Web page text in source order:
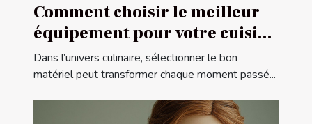
Comment choisir le meilleur
équipement pour votre cuisine
?
Dans l’univers culinaire, sélectionner le bon
matériel peut transformer chaque moment passé...